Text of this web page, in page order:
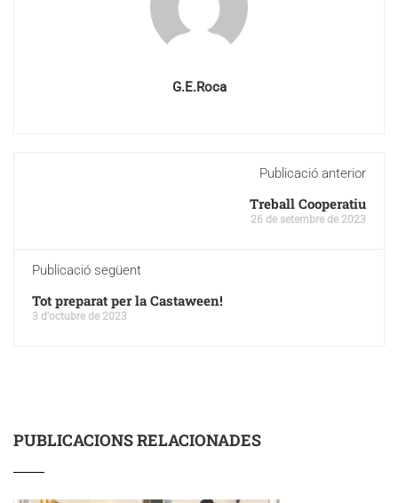
G.E.Roca
Publicació anterior
Treball Cooperatiu
26 de setembre de 2023
Publicació següent
Tot preparat per la Castaween!
3 d'octubre de 2023
PUBLICACIONS RELACIONADES